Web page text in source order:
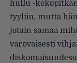
hullu -
tyyliin, mutta
jotain samaa
varovaisesti